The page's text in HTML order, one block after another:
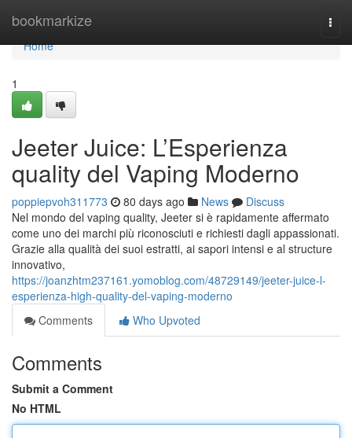
bookmarkize
Home
Home
1
Jeeter Juice: L’Esperienza
quality del Vaping Moderno
poppiepvoh311773 80 days ago News
Discuss
Nel mondo del vaping quality, Jeeter si è rapidamente affermato
come uno dei marchi più riconosciuti e richiesti dagli appassionati.
Grazie alla qualità dei suoi estratti, ai sapori intensi e al structure
innovativo,
https://joanzhtm237161.yomoblog.com/48729149/jeeter-juice-l-
esperienza-high-quality-del-vaping-moderno
Comments
Who Upvoted
Comments
Submit a Comment
No HTML